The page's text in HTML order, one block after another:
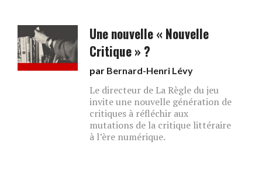
Une nouvelle « Nouvelle
Critique » ?
par Bernard-Henri Lévy
Le directeur de La Règle du jeu
invite une nouvelle génération de
critiques à réfléchir aux
mutations de la critique littéraire
à l’ère numérique.